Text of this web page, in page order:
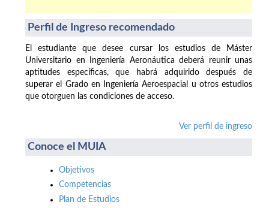
Perfil de Ingreso recomendado
El estudiante que desee cursar los estudios de Máster
Universitario en Ingeniería Aeronáutica deberá reunir unas
aptitudes específicas, que habrá adquirido después de
superar el Grado en Ingeniería Aeroespacial u otros estudios
que otorguen las condiciones de acceso.
Ver perfil de ingreso
Conoce el MUIA
Objetivos
Competencias
Plan de Estudios